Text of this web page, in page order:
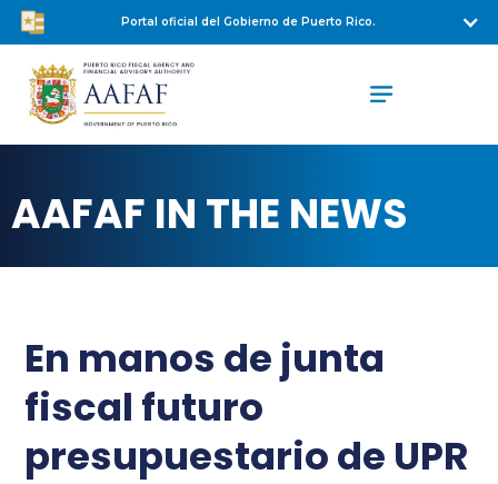
Portal oficial del Gobierno de Puerto Rico.
AAFAF IN THE NEWS
En manos de junta
fiscal futuro
presupuestario de UPR